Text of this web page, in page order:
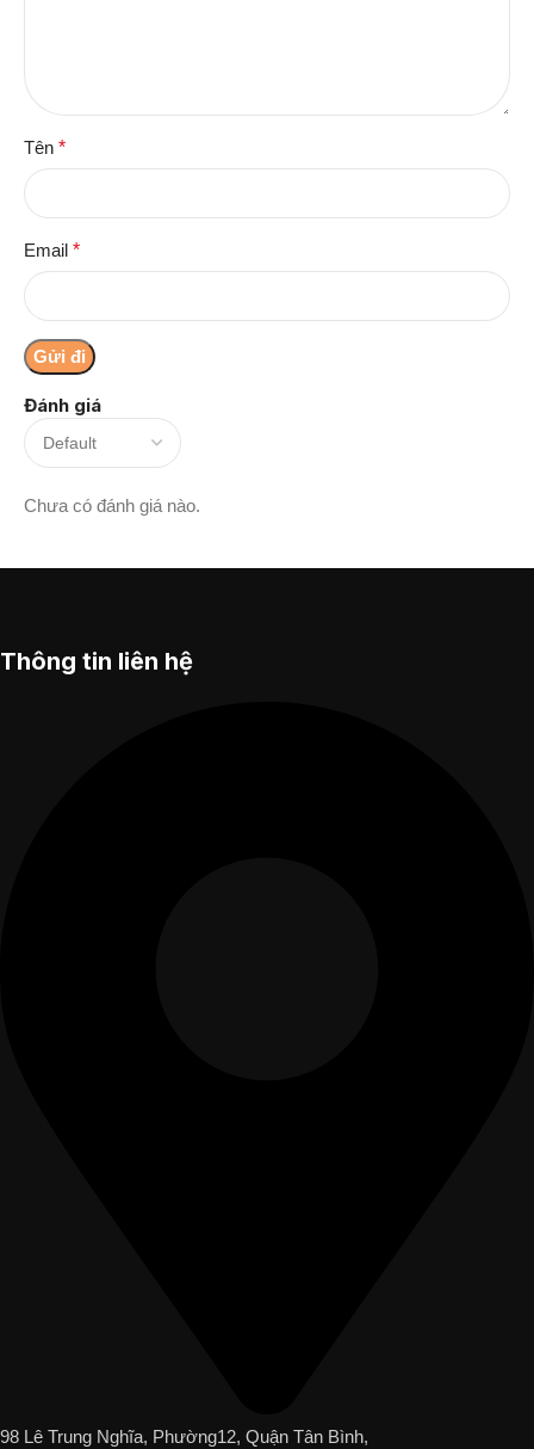
Đánh giá
Chưa có đánh giá nào.
Tên *
Email *
Thông tin liên hệ
98 Lê Trung Nghĩa, Phường12, Quận Tân Bình,